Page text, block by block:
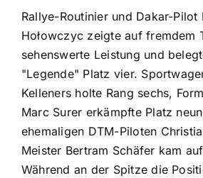
Rallye-Routinier und Dakar-
Hołowczyc zeigte auf fremdem
sehenswerte Leistung und
"Legende" Platz vier.
Kelleners holte Rang sechs,
Marc Surer erkämpfte Platz
ehemaligen DTM-Piloten
Meister Bertram Schäfer kam
Während an der Spitze die